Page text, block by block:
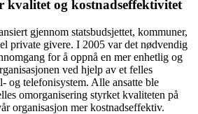
kvalitet og kostnadseffektivitet
gjennom statsbudsjettet, kommuner,
private givere. I 2005 var det nødvendig
for å oppnå en mer enhetlig og
ved hjelp av et felles
og telefonisystem. Alle ansatte ble
omorganisering styrket kvaliteten på
organisasjon mer kostnadseffektiv.